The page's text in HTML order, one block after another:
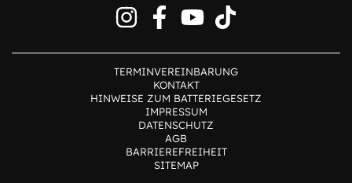
TERMINVEREINBARUNG
KONTAKT
HINWEISE ZUM BATTERIEGESETZ
IMPRESSUM
DATENSCHUTZ
AGB
BARRIEREFREIHEIT
SITEMAP